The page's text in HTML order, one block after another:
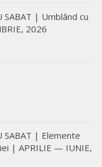
SABAT | Umblând cu
2026
SABAT | Elemente
| APRILIE — IUNIE,